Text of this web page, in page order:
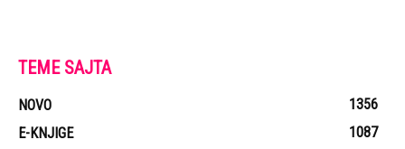
TEME SAJTA
NOVO
1356
E-KNJIGE
1087